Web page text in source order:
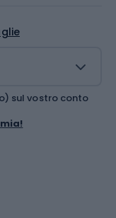
sul vostro conto